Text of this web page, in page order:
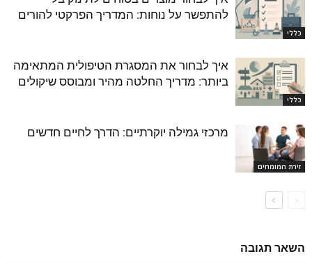
כללי
להתפשר על נוחות: המדריך הפרקטי להורים
כללי
איך לבחור את המסגרת הטיפולית המתאימה
ביותר: מדריך החלטה מהיר ומבוסס שיקולים
זירת המומחים
מרכזי גמילה יוקרתיים: הדרך לחיים חדשים
השאר תגובה